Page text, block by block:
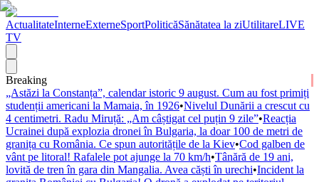
ActualitateInterneExterneSportPoliticăSănătatea la ziUtilitareLIVE
TV
Breaking
„Astăzi la Constanța”, calendar istoric 9 august. Cum au fost primiți
studenții americani la Mamaia, în 1926•Nivelul Dunării a crescut cu
4 centimetri. Radu Miruță: „Am câștigat cel puțin 9 zile”•Reacția
Ucrainei după explozia dronei în Bulgaria, la doar 100 de metri de
granița cu România. Ce spun autoritățile de la Kiev•Cod galben de
vânt pe litoral! Rafalele pot ajunge la 70 km/h•Tânără de 19 ani,
lovită de tren în gara din Mangalia. Avea căști în urechi•Incident la